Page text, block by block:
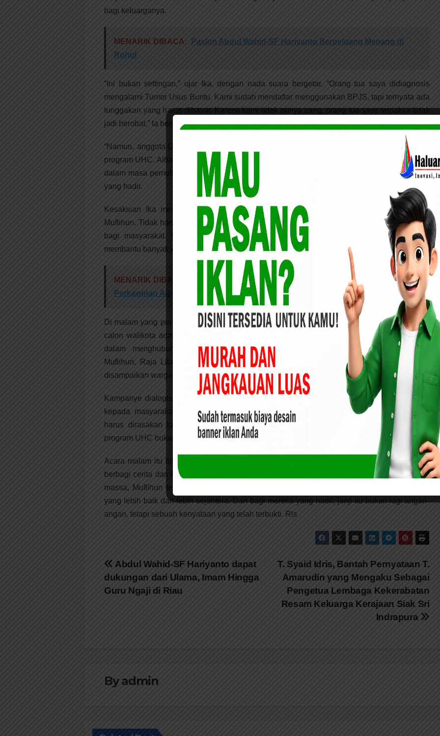
bagi keluarganya.
MENARIK DIBACA:
Paslon Abdul Wahid-SF Hariyanto Berpeluang Menang di
Rohul
“Ini bukan settingan,” ujar Ika, dengan nada suara bergetar. “Orang tua saya didiagnosis
mengalami Tumor Usus Buntu. Kami sudah mendaftar menggunakan BPJS, tapi ternyata ada
tunggakan yang harus dibayar. Karena kami tidak punya uang, orang tua saya terpaksa tidak
jadi berobat.” Ia berhenti sejenak, menahan emosi sebelum melanjutkan.
“Namun, anggota DPRD Pekanbaru, Pak Nofrizal, mengarahkan kami untuk memanfaatkan
program UHC. Alhamdulillah, berkat bantuan itu, orang tua saya bisa dioperasi dan sekarang
dalam masa pemulihan,” kisah Ika, yang segera disambut tepuk tangan gemuruh dari warga
yang hadir.
Kesaksian Ika memberikan bukti nyata manfaat dari program kesehatan yang diusung
Muflihun. Tidak hanya menawarkan janji, tetapi juga terbukti membawa perubahan langsung
bagi masyarakat. Program UHC yang dijalankan selama dua tahun terakhir ini, telah
membantu banyak warga Pekanbaru, terutama mereka yang terkendala biaya kesehatan.
MENARIK DIBACA:
LAMR Kota Pekanbaru Gelar Kegiatan Pelatihan Mak Adam
Perkawinan Adat Melayu Riau
Di malam yang penuh kehangatan itu, Muflihun tidak sendiri. Turut hadir mendampingi sang
calon walikota adalah Nofrizal MM, anggota DPRD Pekanbaru yang menjadi figur penting
dalam menghubungkan masyarakat dengan program-program pemerintah, serta istri
Muflihun, Raja Lila Mustafa, yang dengan penuh perhatian menyimak setiap cerita yang
disampaikan warga.
Kampanye dialogis ini menjadi momen penting bagi Muflihun untuk lebih mendekatkan diri
kepada masyarakat. Ia menyadari bahwa kehadiran dan dampaknya sebagai pemimpin
harus dirasakan langsung oleh warganya. Bagi Ika Saputri dan banyak warga lainnya,
program UHC bukan hanya sekadar kebijakan, tetapi sebuah penyelamat bagi hidup mereka.
Acara malam itu tidak hanya menjadi ajang kampanye, tetapi juga ruang bagi warga untuk
berbagi cerita dan harapan. Di bawah naungan tenda yang hampir tak mampu menampung
massa, Muflihun terus menyampaikan visi dan misinya untuk menjadikan Pekanbaru kota
yang lebih baik dan lebih sejahtera. Dan bagi mereka yang hadir, janji itu bukan lagi angan-
angan, tetapi sebuah kenyataan yang telah terbukti. Rls
Navigasi
pos
T. Syaid Idris, Bantah Pernyataan T.
Amarudin yang Mengaku Sebagai
Pengetua Lembaga Kekerabatan
Resam Keluarga Kerajaan Siak Sri
Indrapura
Abdul Wahid-SF Hariyanto dapat
dukungan dari Ulama, Imam Hingga
Guru Ngaji di Riau
Byadmin